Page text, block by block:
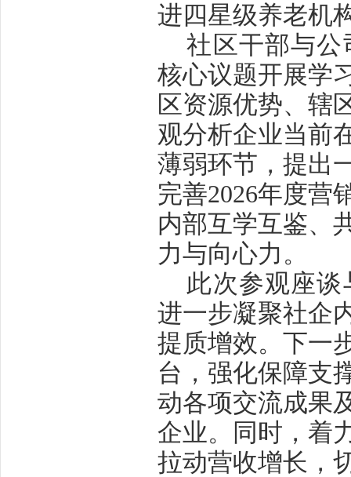
进四星级养老机
社区干部与
核心议题开展学
区资源优势、辖
观分析企业当前
薄弱环节，提出
完善2026年度营
内部互学互鉴、
力与向心力。
此次参观座
进一步凝聚社企
提质增效。下一
台，强化保障支
动各项交流成果
企业。同时，着
拉动营收增长，